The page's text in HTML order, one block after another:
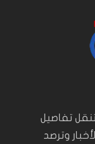
تفاصيل
وترصد